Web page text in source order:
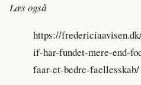
Læs også
https://
if-har-fundet-mere-end-
faar-et-bedre-faellesskab/